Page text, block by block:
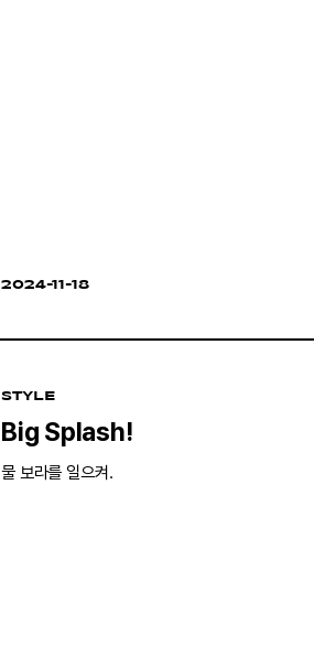
2024-11-18
STYLE
Big Splash!
물 보라를 일으켜.